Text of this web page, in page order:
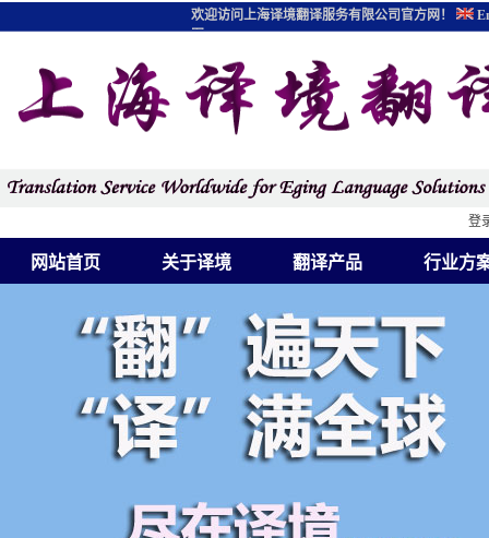
网站首页 关于译境 翻译产品 行业方
登
欢迎访问上海译境翻译服务有限公司官方网！
图